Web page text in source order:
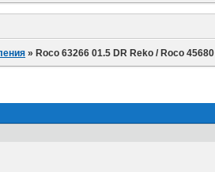
»Roco 63266 01.5 DR Reko / Roco 45680